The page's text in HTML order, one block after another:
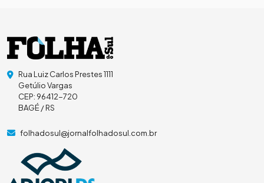
Rua Luiz Carlos Prestes 1111
Getúlio Vargas
CEP: 96412-720
BAGÉ / RS
folhadosul@jornalfolhadosul.com.br